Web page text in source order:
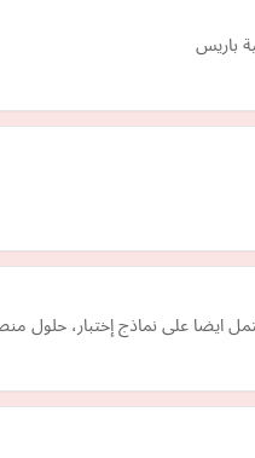
باريس
ايضا على نماذج إختبار، حلول